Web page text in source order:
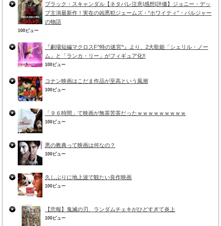
ブラック・スキャンダル【ネタバレ注意|感想|評価】ジョニー・デッ
プ主演最新作！実在の凶悪犯ジェームズ・“ホワイティ”・バルジャー
の物語
100ビュー
『劇場短編マクロスF^時の迷宮^』より、2大歌姫「シェリル・ノー
ム」と「ランカ・リー」がフィギュア化!!
100ビュー
コナン映画はこだま作品が至高という風潮
100ビュー
「９６時間」て映画が無茶苦茶だったｗｗｗｗｗｗｗｗｗ
100ビュー
悪の教典って映画は何なの？
100ビュー
久しぶりに地上波で観たい良作映画
100ビュー
【悲報】鬼滅の刃、ランダムチェキがひどすぎて炎上
100ビュー